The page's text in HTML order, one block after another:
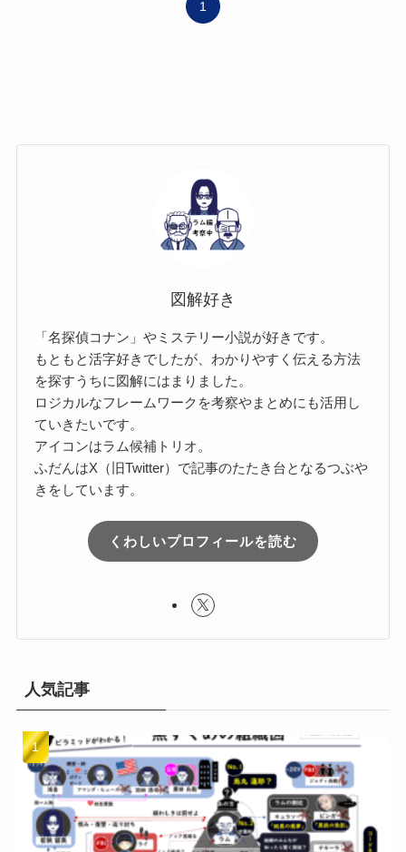
1
図解好き
「名探偵コナン」やミステリー小説が好きです。
もともと活字好きでしたが、わかりやすく伝える方法
を探すうちに図解にはまりました。
ロジカルなフレームワークを考察やまとめにも活用し
ていきたいです。
アイコンはラム候補トリオ。
ふだんはX（旧Twitter）で記事のたたき台となるつぶや
きをしています。
くわしいプロフィールを読む
人気記事